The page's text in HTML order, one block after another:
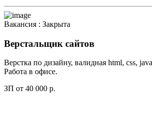
Вакансия : Закрыта
Верстальщик сайтов
Верстка по дизайну, валидная html, css,
Работа в офисе.
ЗП от 40 000 р.